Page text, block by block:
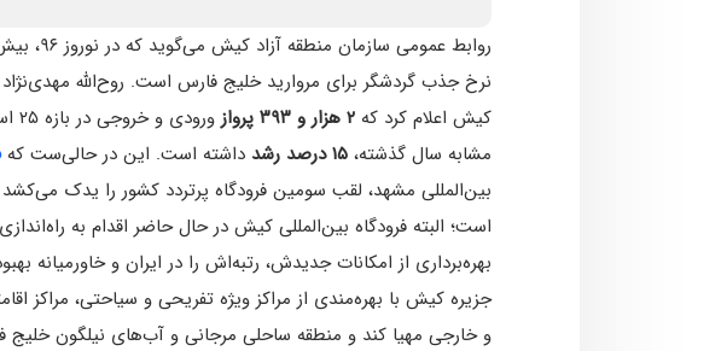
روابط عمومی سازمان منطقه آزاد کیش می‌گوید که در نوروز ۹۶، بیش از
نرخ جذب گردشگر برای مروارید خلیج فارس است. روح‌الله
کیش اعلام کرد که ۲ هزار و ۳۹۳ پرواز
مشابه سال گذشته، ۱۵ درصد رشد داشته است. این در حالی‌ست که
بین‌المللی مشهد، لقب سومین فرودگاه پرتردد کشور را یدک می‌کشد
است؛ البته فرودگاه بین‌المللی کیش در حال حاضر اقدام به
بهره‌برداری از امکانات جدیدش، رتبه‌‌اش را در ایران و خاورمیانه
جزیره کیش با بهره‌مندی از مراکز ویژه تفریحی و سیاحتی، مراکز
و خارجی مهیا کند و منطقه ساحلی مرجانی و آب‌های نیلگون